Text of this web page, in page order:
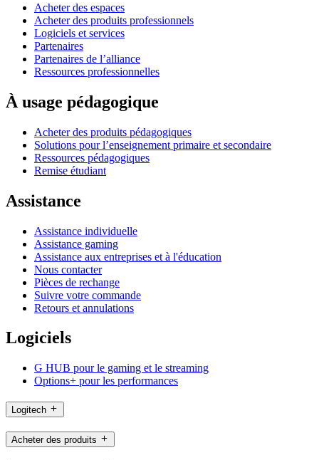
Acheter des espaces
Acheter des produits professionnels
Logiciels et services
Partenaires
Partenaires de l’alliance
Ressources professionnelles
À usage pédagogique
Acheter des produits pédagogiques
Solutions pour l’enseignement primaire et secondaire
Ressources pédagogiques
Remise étudiant
Assistance
Assistance individuelle
Assistance gaming
Assistance aux entreprises et à l'éducation
Nous contacter
Pièces de rechange
Suivre votre commande
Retours et annulations
Logiciels
G HUB pour le gaming et le streaming
Options+ pour les performances
Logitech
Acheter des produits